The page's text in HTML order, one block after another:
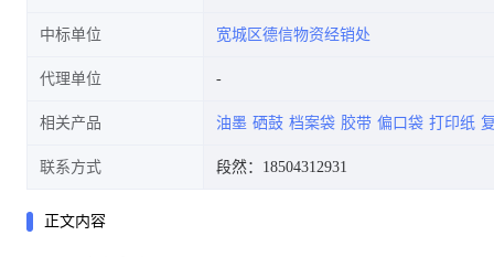
中标单位 宽城区德信物资经销处
代理单位
相关产品 油墨 硒鼓 档案袋 胶带 偏口袋 打印纸
联系方式 段然：18504312931
正文内容